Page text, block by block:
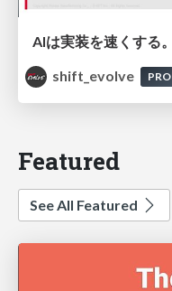
shift_evolve
PRO
Featured
See All Featured